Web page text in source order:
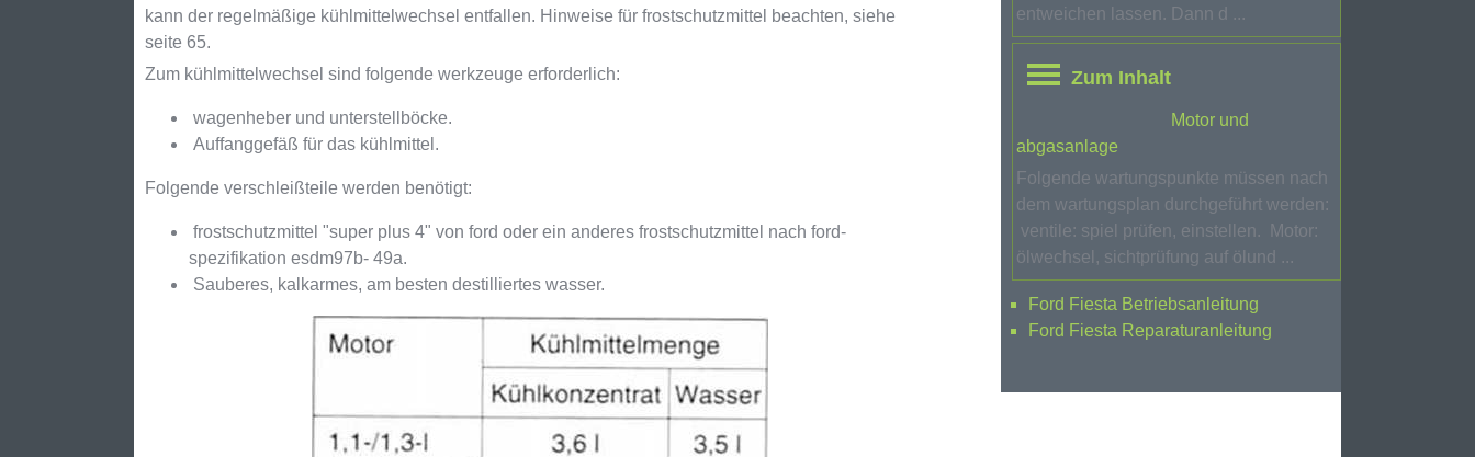
kann der regelmäßige kühlmittelwechsel entfallen. Hinweise für frostschutzmittel beachten, siehe
seite 65.
Zum kühlmittelwechsel sind folgende werkzeuge erforderlich:
wagenheber und unterstellböcke.
Auffanggefäß für das kühlmittel.
Folgende verschleißteile werden benötigt:
frostschutzmittel "super plus 4" von ford oder ein anderes frostschutzmittel nach ford-
spezifikation esdm97b- 49a.
Sauberes, kalkarmes, am besten destilliertes wasser.
entweichen lassen. Dann d ...
Zum Inhalt
Motor und
abgasanlage
Folgende wartungspunkte müssen nach
dem wartungsplan durchgeführt werden:
ventile: spiel prüfen, einstellen. Motor:
ölwechsel, sichtprüfung auf ölund ...
Ford Fiesta Betriebsanleitung
Ford Fiesta Reparaturanleitung